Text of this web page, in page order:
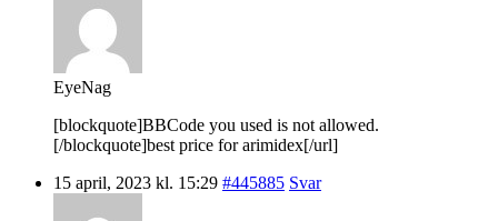
EyeNag
[blockquote]BBCode you used is not allowed.
[/blockquote]best price for arimidex[/url]
15 april, 2023 kl. 15:29 #445885 Svar